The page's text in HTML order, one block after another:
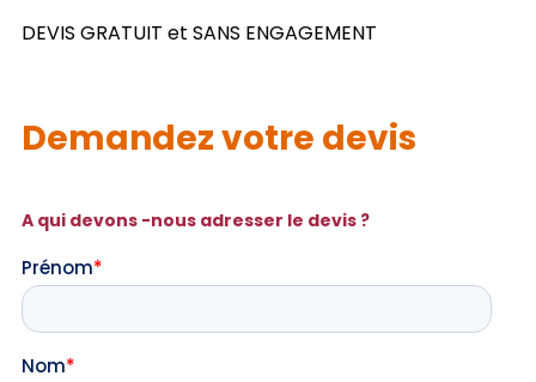
DEVIS GRATUIT et SANS ENGAGEMENT